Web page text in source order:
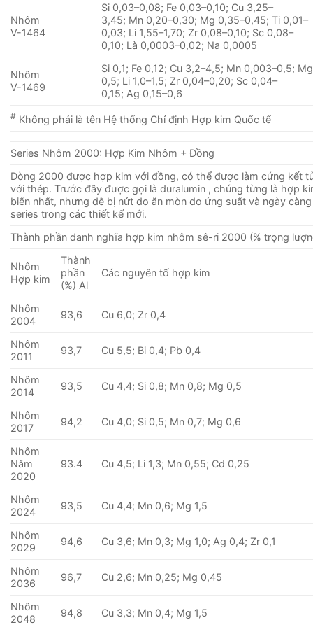
Nhôm
V-1464
Si 0,03–0,08; Fe 0,03–0,10; Cu 3,25–
3,45; Mn 0,20–0,30; Mg 0,35–0,45; Ti 0,01–
0,03; Li 1,55–1,70; Zr 0,08–0,10; Sc 0,08–
0,10; Là 0,0003–0,02; Na 0,0005
Nhôm
V-1469
Si 0,1; Fe 0,12; Cu 3,2–4,5; Mn 0,003–0,5;
0,5; Li 1,0–1,5; Zr 0,04–0,20; Sc 0,04–
0,15; Ag 0,15–0,6
# Không phải là tên Hệ thống Chỉ định Hợp kim Quốc tế
Series Nhôm 2000: Hợp Kim Nhôm + Đồng
Dòng 2000 được hợp kim với đồng, có thể được làm cứng kết
với thép. Trước đây được gọi là duralumin , chúng từng là hợp
biến nhất, nhưng dễ bị nứt do ăn mòn do ứng suất và ngày
series trong các thiết kế mới.
Thành phần danh nghĩa hợp kim nhôm sê-ri 2000 (% trọng
Nhôm
Hợp kim
Thành
phần
(%) Al
Các nguyên tố hợp kim
Nhôm
2004
93,6 Cu 6,0; Zr 0,4
Nhôm
2011
93,7 Cu 5,5; Bi 0,4; Pb 0,4
Nhôm
2014
93,5 Cu 4,4; Si 0,8; Mn 0,8; Mg 0,5
Nhôm
2017
94,2 Cu 4,0; Si 0,5; Mn 0,7; Mg 0,6
Nhôm
Năm
2020
93.4 Cu 4,5; Li 1,3; Mn 0,55; Cd 0,25
Nhôm
2024
93,5 Cu 4,4; Mn 0,6; Mg 1,5
Nhôm
2029
94,6 Cu 3,6; Mn 0,3; Mg 1,0; Ag 0,4; Zr 0,1
Nhôm
2036
96,7 Cu 2,6; Mn 0,25; Mg 0,45
Nhôm
2048
94,8 Cu 3,3; Mn 0,4; Mg 1,5